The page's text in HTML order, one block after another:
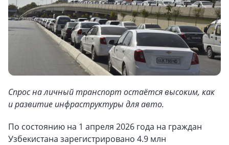
Спрос на личный транспорт остаётся высоким, как
и развитие инфраструктуры для авто.
По состоянию на 1 апреля 2026 года на граждан
Узбекистана зарегистрировано 4.9 млн